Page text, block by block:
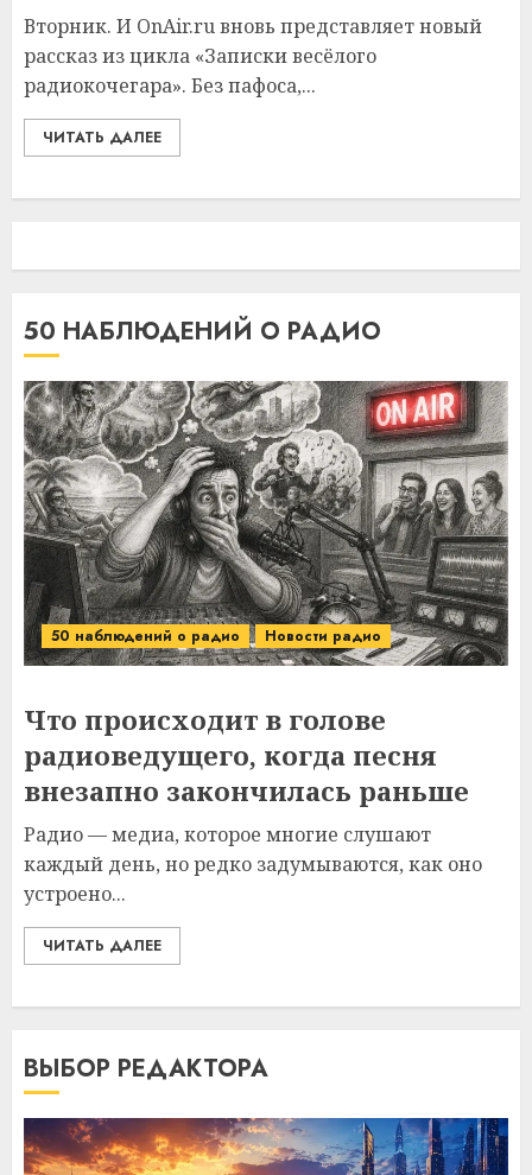
Вторник. И OnAir.ru вновь представляет новый
рассказ из цикла «Записки весёлого
радиокочегара». Без пафоса,...
ЧИТАТЬ ДАЛЕЕ
50 НАБЛЮДЕНИЙ О РАДИО
50 наблюдений о радио Новости радио
Что происходит в голове
радиоведущего, когда песня
внезапно закончилась раньше
Радио — медиа, которое многие слушают
каждый день, но редко задумываются, как оно
устроено...
ЧИТАТЬ ДАЛЕЕ
ВЫБОР РЕДАКТОРА